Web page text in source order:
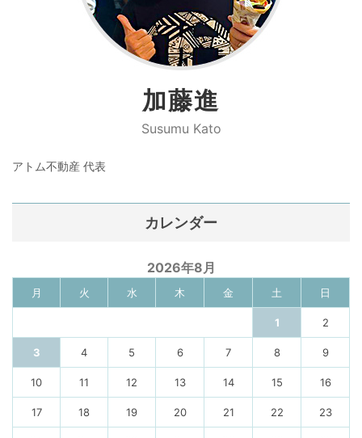
加藤進
Susumu Kato
アトム不動産 代表
カレンダー
2026年8月
月 火 水 木 金 土 日
1 2
3 4 5 6 7 8 9
10 11 12 13 14 15 16
17 18 19 20 21 22 23